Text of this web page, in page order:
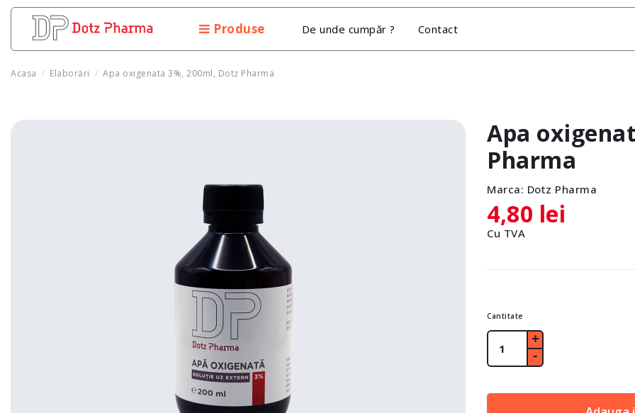
Produse De unde cumpăr ? Contact
Acasa Elaborări Apa oxigenata 3%, 200ml, Dotz Pharma
Apa
Pharma
Marca: Dotz Pharma
4,80 lei
Cu TVA
Cantitate